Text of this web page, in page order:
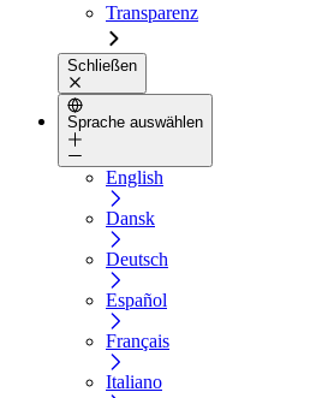
Transparenz
Schließen
Sprache auswählen
English
Dansk
Deutsch
Español
Français
Italiano